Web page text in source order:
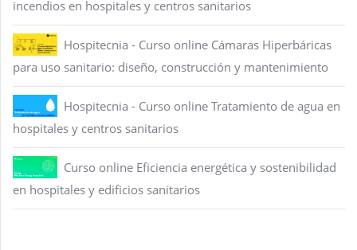
incendios en hospitales y centros sanitarios
Hospitecnia - Curso online Cámaras Hiperbáricas
para uso sanitario: diseño, construcción y mantenimiento
Hospitecnia - Curso online Tratamiento de agua en
hospitales y centros sanitarios
Curso online Eficiencia energética y sostenibilidad
en hospitales y edificios sanitarios